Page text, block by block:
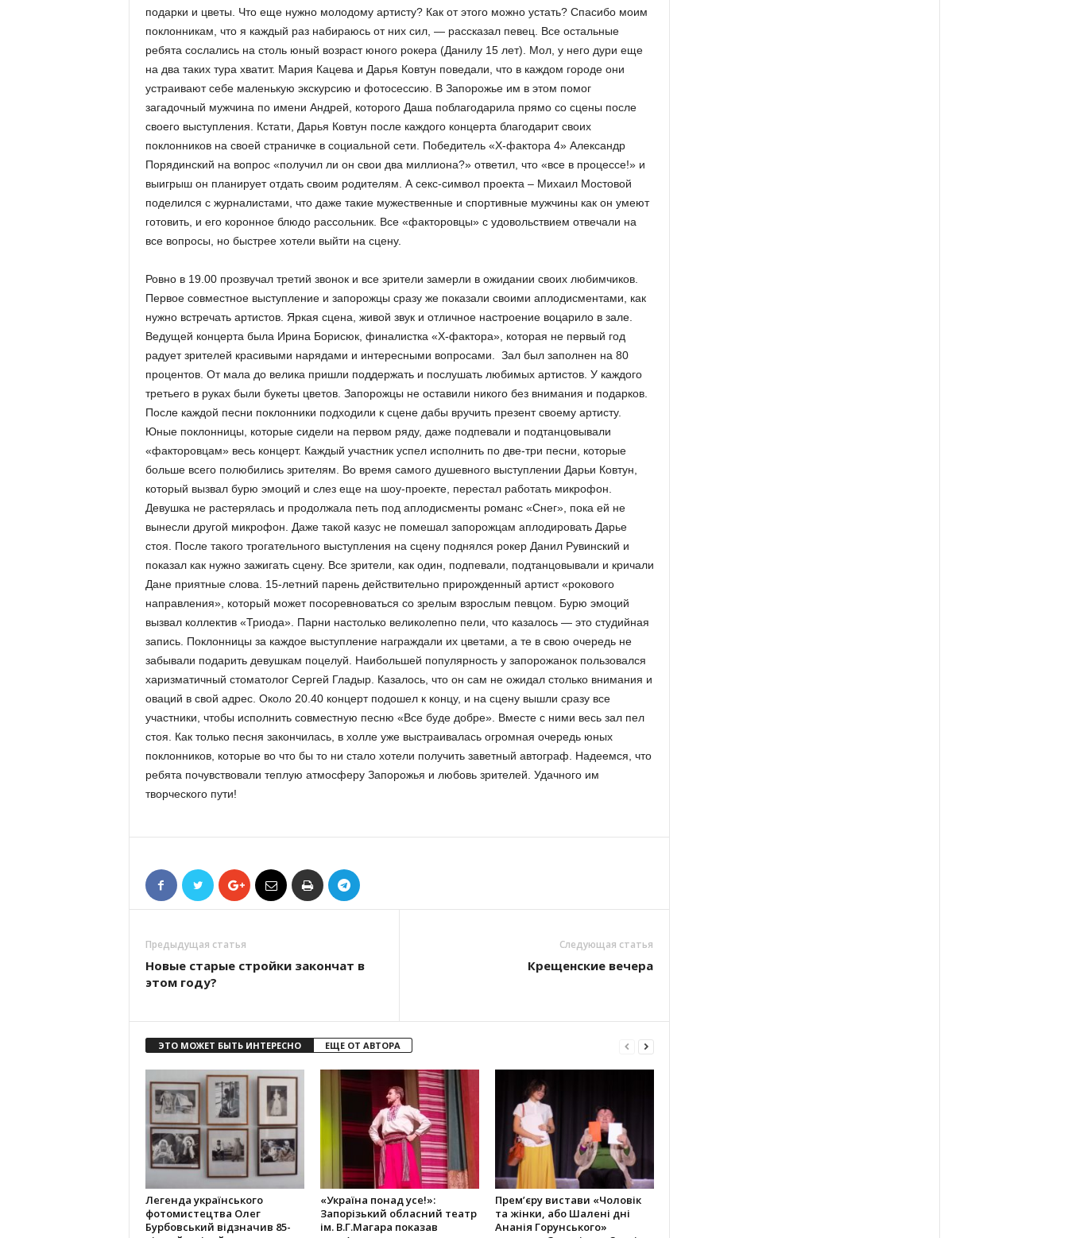
подарки и цветы. Что еще нужно молодому артисту? Как от этого можно устать? Спасибо моим
поклонникам, что я каждый раз набираюсь от них сил, — рассказал певец. Все остальные
ребята сослались на столь юный возраст юного рокера (Данилу 15 лет). Мол, у него дури еще
на два таких тура хватит. Мария Кацева и Дарья Ковтун поведали, что в каждом городе они
устраивают себе маленькую экскурсию и фотосессию. В Запорожье им в этом помог
загадочный мужчина по имени Андрей, которого Даша поблагодарила прямо со сцены после
своего выступления. Кстати, Дарья Ковтун после каждого концерта благодарит своих
поклонников на своей страничке в социальной сети. Победитель «Х-фактора 4» Александр
Порядинский на вопрос «получил ли он свои два миллиона?» ответил, что «все в процессе!» и
выигрыш он планирует отдать своим родителям. А секс-символ проекта – Михаил Мостовой
поделился с журналистами, что даже такие мужественные и спортивные мужчины как он умеют
готовить, и его коронное блюдо рассольник. Все «факторовцы» с удовольствием отвечали на
все вопросы, но быстрее хотели выйти на сцену.
Ровно в 19.00 прозвучал третий звонок и все зрители замерли в ожидании своих любимчиков.
Первое совместное выступление и запорожцы сразу же показали своими аплодисментами, как
нужно встречать артистов. Яркая сцена, живой звук и отличное настроение воцарило в зале.
Ведущей концерта была Ирина Борисюк, финалистка «Х-фактора», которая не первый год
радует зрителей красивыми нарядами и интересными вопросами. Зал был заполнен на 80
процентов. От мала до велика пришли поддержать и послушать любимых артистов. У каждого
третьего в руках были букеты цветов. Запорожцы не оставили никого без внимания и подарков.
После каждой песни поклонники подходили к сцене дабы вручить презент своему артисту.
Юные поклонницы, которые сидели на первом ряду, даже подпевали и подтанцовывали
«факторовцам» весь концерт. Каждый участник успел исполнить по две-три песни, которые
больше всего полюбились зрителям. Во время самого душевного выступлении Дарьи Ковтун,
который вызвал бурю эмоций и слез еще на шоу-проекте, перестал работать микрофон.
Девушка не растерялась и продолжала петь под аплодисменты романс «Снег», пока ей не
вынесли другой микрофон. Даже такой казус не помешал запорожцам аплодировать Дарье
стоя. После такого трогательного выступления на сцену поднялся рокер Данил Рувинский и
показал как нужно зажигать сцену. Все зрители, как один, подпевали, подтанцовывали и кричали
Дане приятные слова. 15-летний парень действительно прирожденный артист «рокового
направления», который может посоревноваться со зрелым взрослым певцом. Бурю эмоций
вызвал коллектив «Триода». Парни настолько великолепно пели, что казалось — это студийная
запись. Поклонницы за каждое выступление награждали их цветами, а те в свою очередь не
забывали подарить девушкам поцелуй. Наибольшей популярность у запорожанок пользовался
харизматичный стоматолог Сергей Гладыр. Казалось, что он сам не ожидал столько внимания и
оваций в свой адрес. Около 20.40 концерт подошел к концу, и на сцену вышли сразу все
участники, чтобы исполнить совместную песню «Все буде добре». Вместе с ними весь зал пел
стоя. Как только песня закончилась, в холле уже выстраивалась огромная очередь юных
поклонников, которые во что бы то ни стало хотели получить заветный автограф. Надеемся, что
ребята почувствовали теплую атмосферу Запорожья и любовь зрителей. Удачного им
творческого пути!
Предыдущая статья
Новые старые стройки закончат в
этом году?
Следующая статья
Крещенские вечера
ЭТО МОЖЕТ БЫТЬ ИНТЕРЕСНО ЕЩЕ ОТ АВТОРА
Легенда українського
фотомистецтва Олег
Бурбовський відзначив 85-
«Україна понад усе!»:
Запорізький обласний театр
ім. В.Г.Магара показав
Прем’єру вистави «Чоловік
та жінки, або Шалені дні
Ананія Горунського»